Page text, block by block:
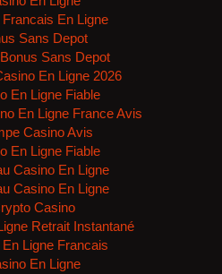
En Ligne
Sans Depot
Sans Depot
En Ligne 2026
En Ligne Fiable
En Ligne France Avis
Casino Avis
En Ligne Fiable
Casino En Ligne
Casino En Ligne
Casino
Retrait Instantané
Ligne Francais
En Ligne